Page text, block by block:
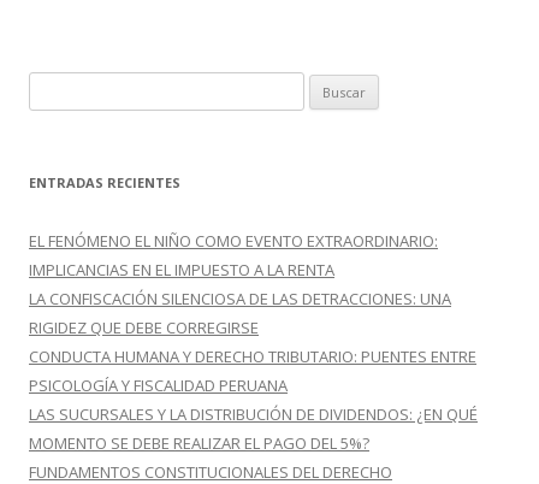
u
c
r
:
ENTRADAS RECIENTES
EL FENÓMENO EL NIÑO COMO EVENTO EXTRAORDINARIO:
IMPLICANCIAS EN EL IMPUESTO A LA RENTA
LA CONFISCACIÓN SILENCIOSA DE LAS DETRACCIONES: UNA
RIGIDEZ QUE DEBE CORREGIRSE
CONDUCTA HUMANA Y DERECHO TRIBUTARIO: PUENTES ENTRE
PSICOLOGÍA Y FISCALIDAD PERUANA
LAS SUCURSALES Y LA DISTRIBUCIÓN DE DIVIDENDOS: ¿EN QUÉ
MOMENTO SE DEBE REALIZAR EL PAGO DEL 5%?
FUNDAMENTOS CONSTITUCIONALES DEL DERECHO